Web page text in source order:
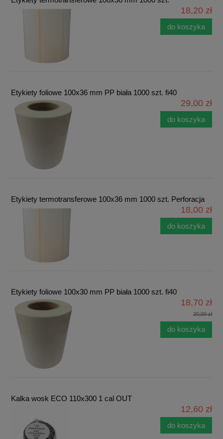
18,20 zł
do koszyka
Etykiety foliowe 100x36 mm PP biała 1000 szt. fi40
29,00 zł
do koszyka
Etykiety termotransferowe 100x36 mm 1000 szt. Perforacja
18,00 zł
do koszyka
Etykiety foliowe 100x30 mm PP biała 1000 szt. fi40
18,70 zł
20,00 zł
do koszyka
Kalka wosk ECO 110x300 1 cal OUT
12,60 zł
do koszyka